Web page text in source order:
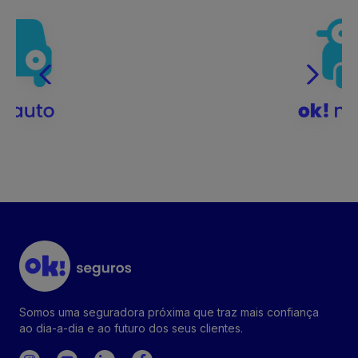
Somos uma seguradora próxima que traz mais confiança
ao dia-a-dia e ao futuro dos seus clientes.